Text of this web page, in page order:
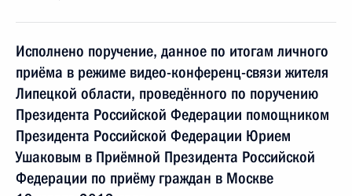
Исполнено поручение, данное по итогам личного
приёма в режиме видео-конференц-связи жителя
Липецкой области, проведённого по поручению
Президента Российской Федерации помощником
Президента Российской Федерации Юрием
Ушаковым в Приёмной Президента Российской
Федерации по приёму граждан в Москве